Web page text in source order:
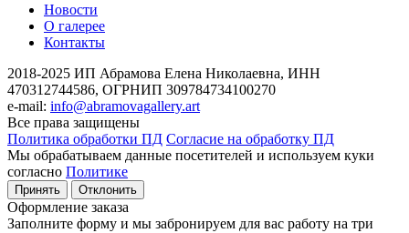
Новости
О галерее
Контакты
2018-2025 ИП Абрамова Елена Николаевна, ИНН
470312744586, ОГРНИП 309784734100270
e-mail: info@abramovagallery.art
Все права защищены
Политика обработки ПД Согласие на обработку ПД
Мы обрабатываем данные посетителей и используем куки
согласно Политике
Принять Отклонить
Оформление заказа
Заполните форму и мы забронируем для вас работу на три